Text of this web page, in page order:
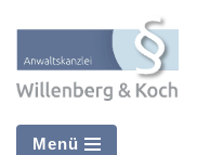
Zum
Inhalt
Menü